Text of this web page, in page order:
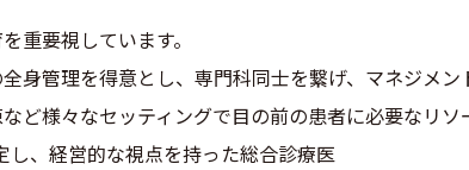
重要視しています。
身管理を得意とし、専門科同士を繋げ、マネジメ
ど様々なセッティングで目の前の患者に必要なリ
し、経営的な視点を持った総合診療医